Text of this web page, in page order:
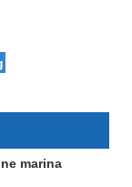
marina